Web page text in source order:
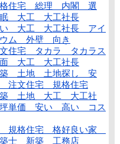
住宅 総理 内閣 選
大工 大工社長
大工 大工社長 アイ
ム 外壁 向き
住宅 タカラ タカラス
大工 大工社長
土地 土地探し 安
文住宅 規格住宅
土地 大工 大工社
単価 安い 高い コス
規格住宅 格好良い家
士 新築 工務店